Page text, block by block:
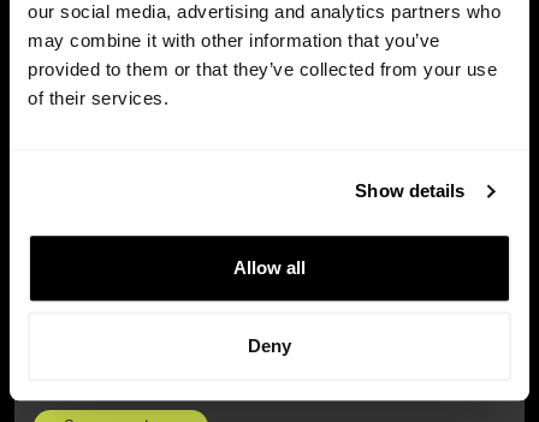
our social media, advertising and analytics partners who
may combine it with other information that you’ve
provided to them or that they’ve collected from your use
of their services.
Show details
Allow all
Deny
Prueba gratis